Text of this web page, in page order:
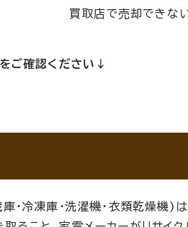
買取店で売却できな
をご確認ください↓
・冷凍庫・洗濯機・衣類乾燥機)